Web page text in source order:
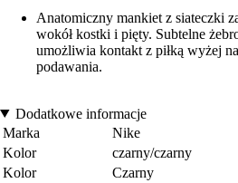
Anatomiczny mankiet z siateczki
wokół kostki i pięty. Subtelne
umożliwia kontakt z piłką wyżej
podawania.
Dodatkowe informacje
Marka
Nike
Kolor
czarny/czarny
Kolor
Czarny